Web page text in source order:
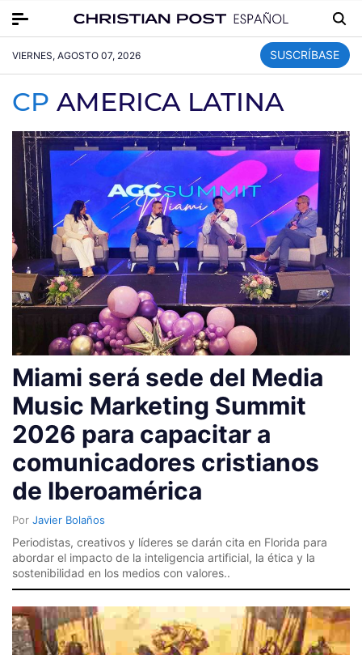
VIERNES, AGOSTO 07, 2026 SUSCRÍBASE
CP AMERICA LATINA
Miami será sede del Media
Music Marketing Summit
2026 para capacitar a
comunicadores cristianos
de Iberoamérica
Por Javier Bolaños
Periodistas, creativos y líderes se darán cita en Florida para
abordar el impacto de la inteligencia artificial, la ética y la
sostenibilidad en los medios con valores..